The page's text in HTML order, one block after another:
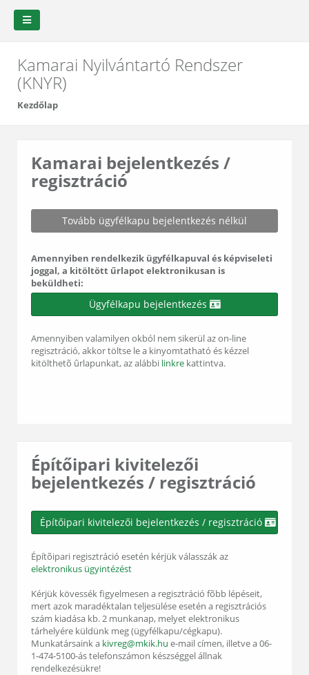
Kamarai Nyilvántartó Rendszer
(KNYR)
Kezdőlap
Kamarai bejelentkezés /
regisztráció
Amennyiben rendelkezik ügyfélkapuval és képviseleti
joggal, a kitöltött űrlapot elektronikusan is
beküldheti:
Ügyfélkapu bejelentkezés
Amennyiben valamilyen okból nem sikerül az on-line
regisztráció, akkor töltse le a kinyomtatható és kézzel
kitölthetõ ûrlapunkat, az alábbi linkre kattintva.
Építőipari kivitelezői
bejelentkezés / regisztráció
Építőipari kivitelezői bejelentkezés / regisztráció
Építõipari regisztráció esetén kérjük válasszák az
elektronikus ügyintézést
Kérjük kövessék figyelmesen a regisztráció fõbb lépéseit,
mert azok maradéktalan teljesülése esetén a regisztrációs
szám kiadása kb. 2 munkanap, melyet elektronikus
tárhelyére küldünk meg (ügyfélkapu/cégkapu).
Munkatársaink a kivreg@mkik.hu e-mail címen, illetve a 06-
1-474-5100-ás telefonszámon készséggel állnak
rendelkezésükre!